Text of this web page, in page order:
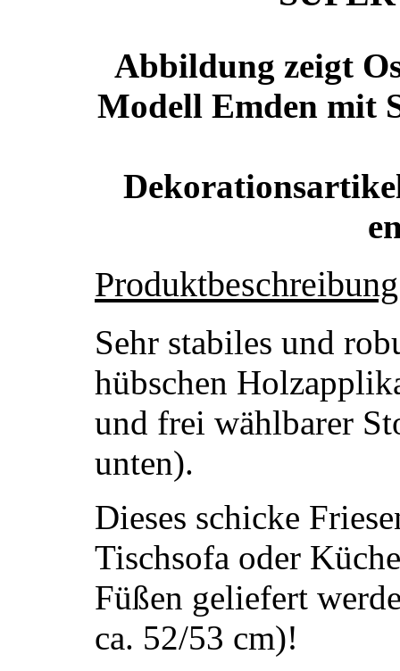
Abbildung zeigt
Modell Emden mit
Produktbeschreibung
Sehr stabiles und
hübschen
und frei wählbarer
unten).
Dieses schicke
Tischsofa oder
Füßen geliefert
ca. 52/53 cm)!